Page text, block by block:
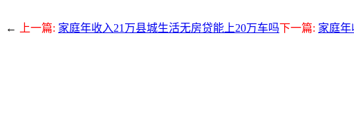
← 上一篇: 家庭年收入21万县城生活无房贷能上20万车吗下一篇: 家庭年